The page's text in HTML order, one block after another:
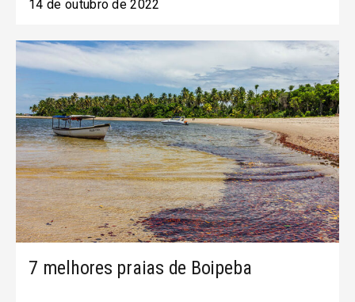
14 de outubro de 2022
7 melhores praias de Boipeba